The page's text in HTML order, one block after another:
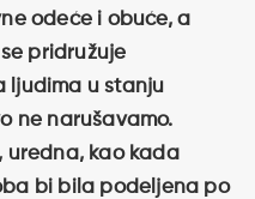
odeće i obuće, a
pridružuje
ljudima u stanju
ne narušavamo.
kao kada
bi bila podeljena po